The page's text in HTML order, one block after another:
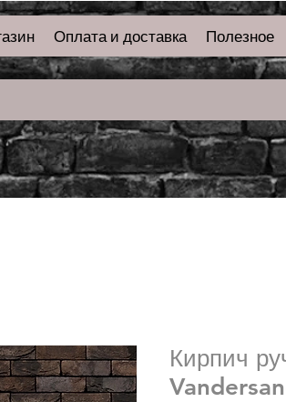
Оплата и доставка Полезное
Кирпич